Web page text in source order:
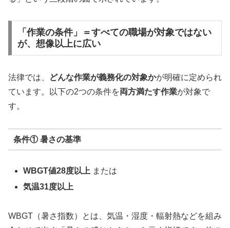
「作業の条件」＝すべての職場が対象ではない
が、想像以上に広い
法律では、 どんな作業が義務化の対象かが明確に定められ
ています。以下の2つの条件を両方満たす作業が対象で
す。
条件① 暑さの基準
WBGT値28度以上 または
気温31度以上
WBGT（暑さ指数）とは、気温・湿度・輻射熱などを組み